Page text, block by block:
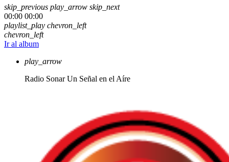
skip_previous play_arrow skip_next
00:00 00:00
playlist_play chevron_left
chevron_left
Ir al album
play_arrow
Radio Sonar Un Señal en el Aíre